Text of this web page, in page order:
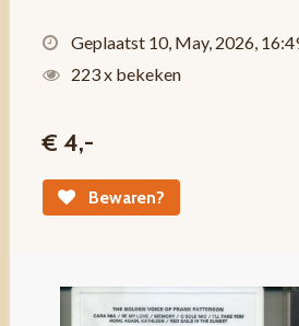
Geplaatst 10, May, 2026,
223 x bekeken
€ 4,-
Bewaren?